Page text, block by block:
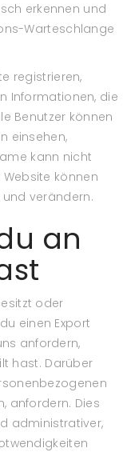
erkennen und
Warteschlange
registrieren,
Informationen, die
Benutzer können
einsehen,
kann nicht
können
verändern.
an
oder
einen Export
anfordern,
hast. Darüber
anfordern. Dies
administrativer,